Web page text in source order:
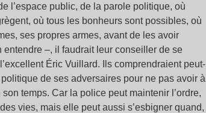
l’espace public, de la parole politique, où
où tous les bonheurs sont possibles, où
ses propres armes, avant de les avoir
–, il faudrait leur conseiller de se
Éric Vuillard. Ils comprendraient peut-
de ses adversaires pour ne pas avoir à
temps. Car la police peut maintenir l’ordre,
vies, mais elle peut aussi s’esbigner quand,